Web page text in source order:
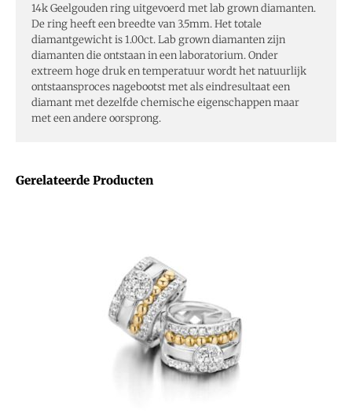
Gerelateerde Producten
14k Geelgouden ring uitgevoerd met lab grown diamanten.
De ring heeft een breedte van 3.5mm. Het totale
diamantgewicht is 1.00ct. Lab grown diamanten zijn
diamanten die ontstaan in een laboratorium. Onder
extreem hoge druk en temperatuur wordt het natuurlijk
ontstaansproces nagebootst met als eindresultaat een
diamant met dezelfde chemische eigenschappen maar
met een andere oorsprong.